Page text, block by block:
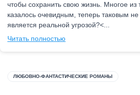
чтобы сохранить свою жизнь. Многое из
казалось очевидным, теперь таковым
является реальной угрозой?<...
Читать полностью
ЛЮБОВНО-ФАНТАСТИЧЕСКИЕ РОМАНЫ